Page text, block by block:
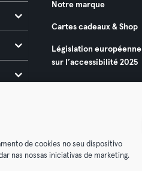
Notre marque
Cartes cadeaux & Shop
Législation européenne
sur l’accessibilité 2025
de cookies no seu dispositivo
nas nossas iniciativas de marketing.